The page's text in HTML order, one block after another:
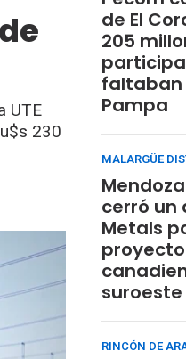
UTE
230
de El
205
faltaban
Pampa
MALARGÜE
cerró un
Metals
suroeste
RINCÓN DE